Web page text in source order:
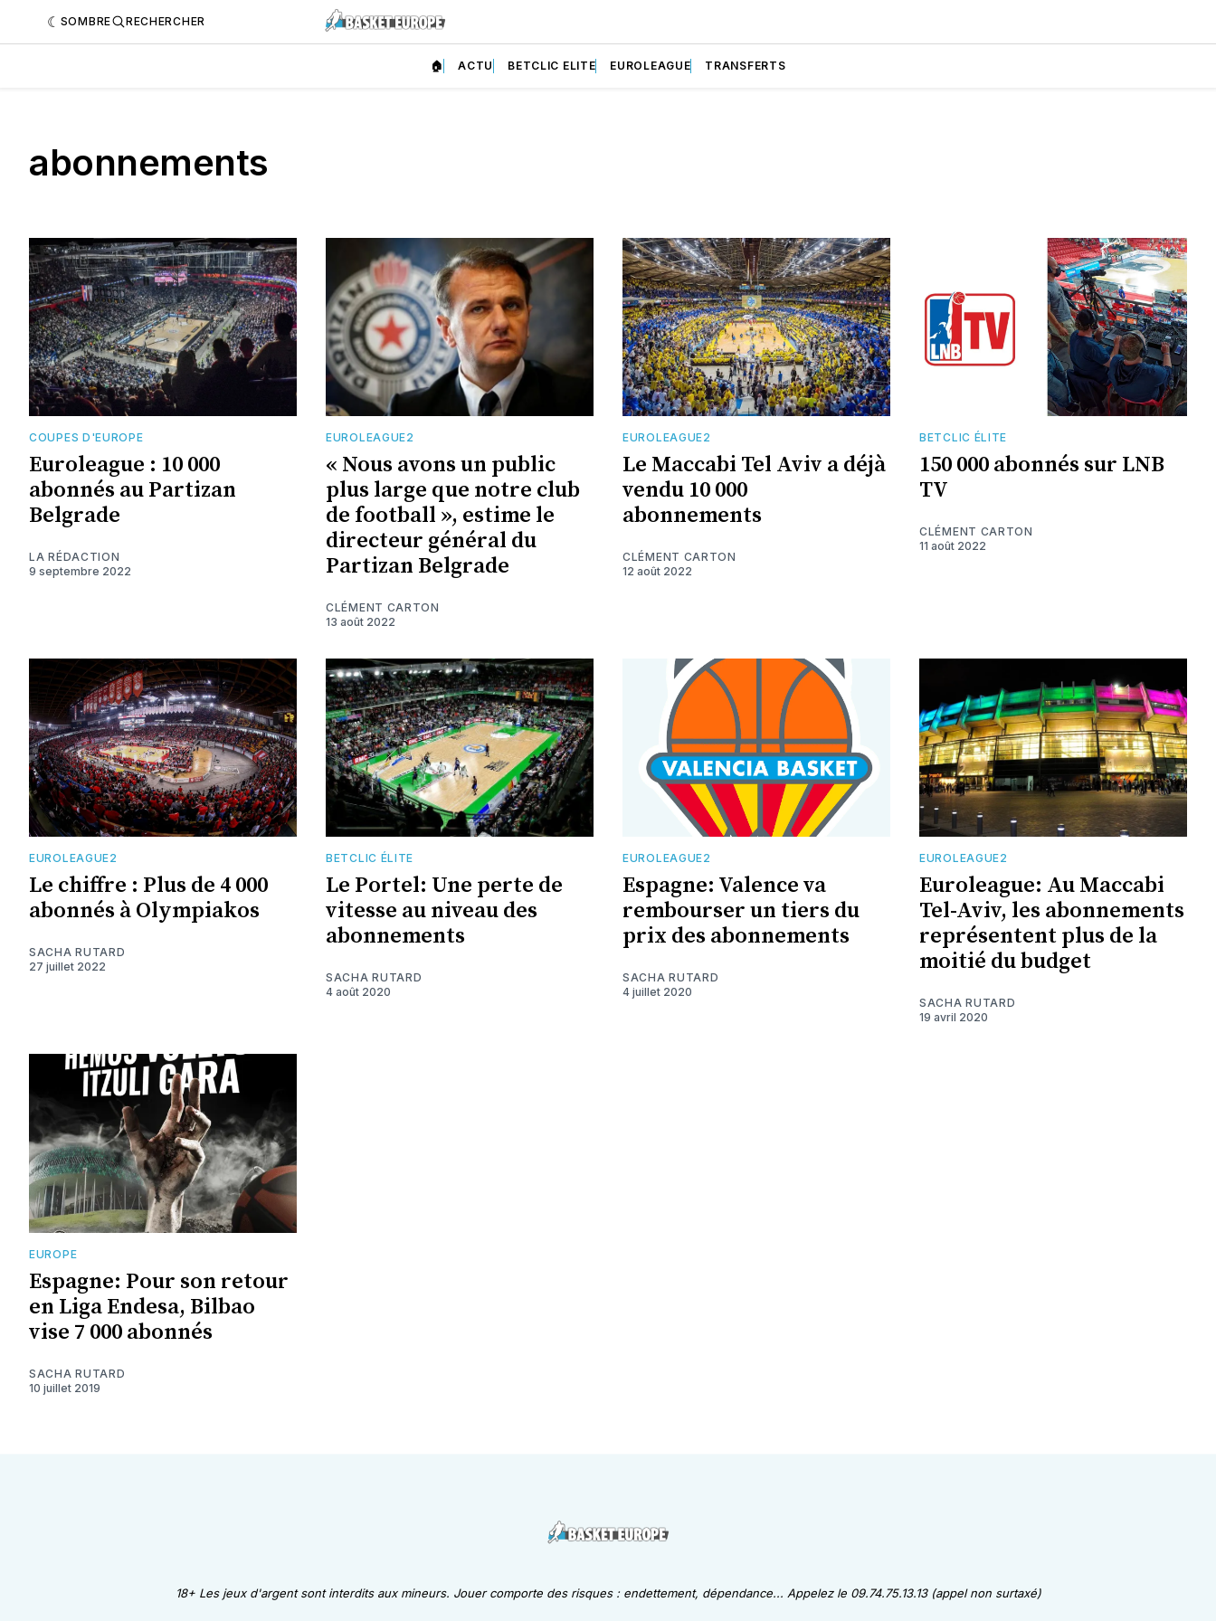
SOMBRE RECHERCHER
🏠 ACTU BETCLIC ELITE EUROLEAGUE TRANSFERTS
abonnements
COUPES D'EUROPE
Euroleague : 10 000
abonnés au Partizan
Belgrade
LA RÉDACTION
9 septembre 2022
EUROLEAGUE2
« Nous avons un public
plus large que notre club
de football », estime le
directeur général du
Partizan Belgrade
CLÉMENT CARTON
13 août 2022
EUROLEAGUE2
Le Maccabi Tel Aviv a déjà
vendu 10 000
abonnements
CLÉMENT CARTON
12 août 2022
BETCLIC ÉLITE
150 000 abonnés sur LNB
TV
CLÉMENT CARTON
11 août 2022
EUROLEAGUE2
Le chiffre : Plus de 4 000
abonnés à Olympiakos
SACHA RUTARD
27 juillet 2022
BETCLIC ÉLITE
Le Portel: Une perte de
vitesse au niveau des
abonnements
SACHA RUTARD
4 août 2020
EUROLEAGUE2
Espagne: Valence va
rembourser un tiers du
prix des abonnements
SACHA RUTARD
4 juillet 2020
EUROLEAGUE2
Euroleague: Au Maccabi
Tel-Aviv, les abonnements
représentent plus de la
moitié du budget
SACHA RUTARD
19 avril 2020
EUROPE
Espagne: Pour son retour
en Liga Endesa, Bilbao
vise 7 000 abonnés
SACHA RUTARD
10 juillet 2019
18+ Les jeux d'argent sont interdits aux mineurs. Jouer comporte des risques : endettement, dépendance... Appelez le 09.74.75.13.13 (appel non surtaxé)